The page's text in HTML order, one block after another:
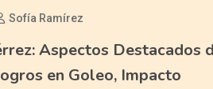
Sofía Ramírez
Aspectos Destacados
en Goleo, Impacto